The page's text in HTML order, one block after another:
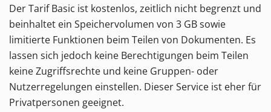
Der Tarif Basic ist kostenlos, zeitlich nicht begrenzt und
beinhaltet ein Speichervolumen von 3 GB sowie
limitierte Funktionen beim Teilen von Dokumenten. Es
lassen sich jedoch keine Berechtigungen beim Teilen
keine Zugriffsrechte und keine Gruppen- oder
Nutzerregelungen einstellen. Dieser Service ist eher für
Privatpersonen geeignet.